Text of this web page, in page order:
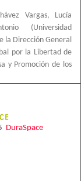
Vargas, Lucía
(Universidad
la Dirección General
por la Libertad de
y Promoción de los
DuraSpace